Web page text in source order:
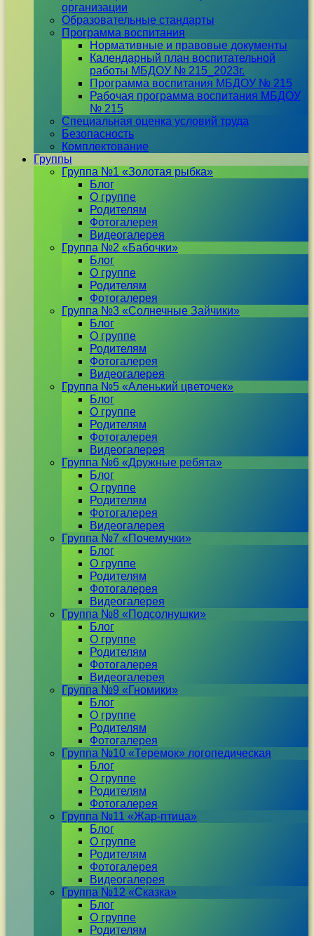
организации
Образовательные стандарты
Программа воспитания
Нормативные и правовые документы
Календарный план воспитательной
работы МБДОУ № 215_2023г.
Программа воспитания МБДОУ № 215
Рабочая программа воспитания МБДОУ
№ 215
Специальная оценка условий труда
Безопасность
Комплектование
Группы
Группа №1 «Золотая рыбка»
Блог
О группе
Родителям
Фотогалерея
Видеогалерея
Группа №2 «Бабочки»
Блог
О группе
Родителям
Фотогалерея
Группа №3 «Солнечные Зайчики»
Блог
О группе
Родителям
Фотогалерея
Видеогалерея
Группа №5 «Аленький цветочек»
Блог
О группе
Родителям
Фотогалерея
Видеогалерея
Группа №6 «Дружные ребята»
Блог
О группе
Родителям
Фотогалерея
Видеогалерея
Группа №7 «Почемучки»
Блог
О группе
Родителям
Фотогалерея
Видеогалерея
Группа №8 «Подсолнушки»
Блог
О группе
Родителям
Фотогалерея
Видеогалерея
Группа №9 «Гномики»
Блог
О группе
Родителям
Фотогалерея
Группа №10 «Теремок» логопедическая
Блог
О группе
Родителям
Фотогалерея
Группа №11 «Жар-птица»
Блог
О группе
Родителям
Фотогалерея
Видеогалерея
Группа №12 «Сказка»
Блог
О группе
Родителям